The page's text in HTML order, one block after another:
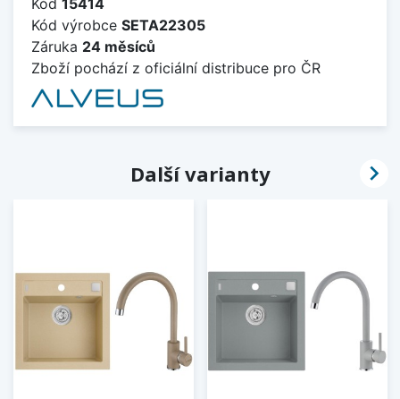
Kód 15414
Kód výrobce SETA22305
Záruka 24 měsíců
Zboží pochází z oficiální distribuce pro ČR
Další varianty 